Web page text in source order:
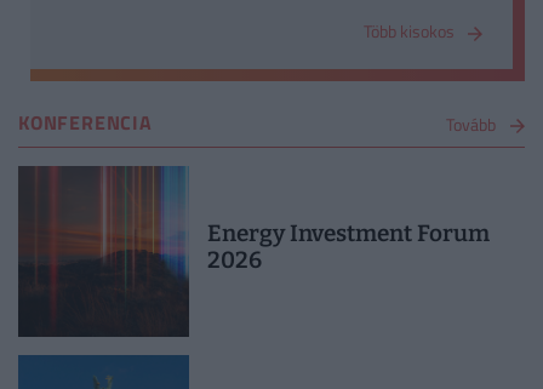
Több kisokos
KONFERENCIA Tovább
Energy Investment Forum
2026